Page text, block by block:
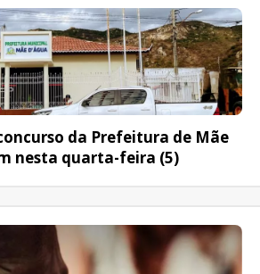
da Prefeitura de Mãe
nesta quarta-feira (5)